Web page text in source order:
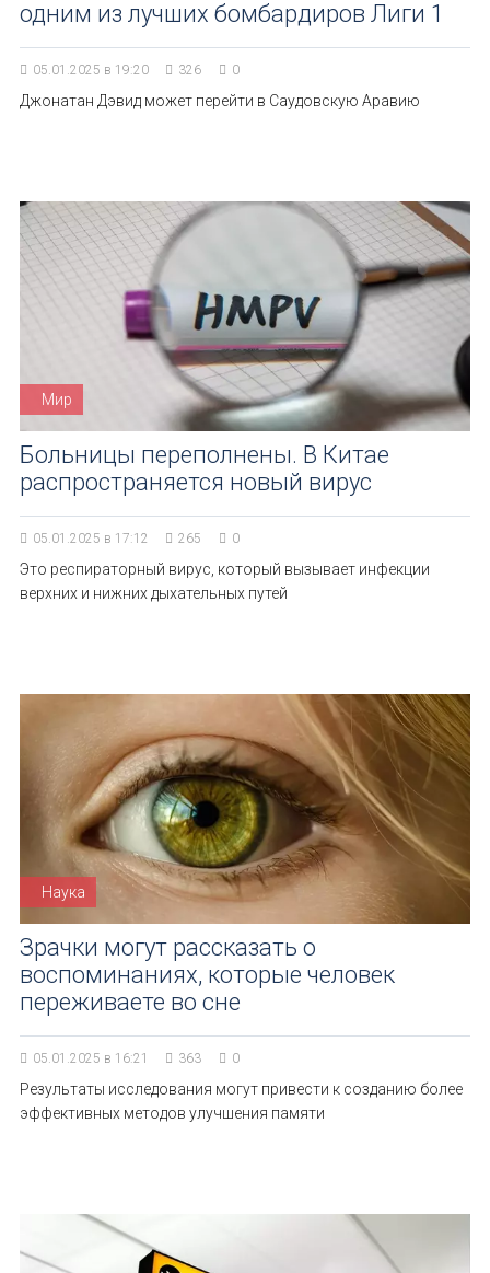
одним из лучших бомбардиров Лиги 1
05.01.2025 в 19:20 326 0
Джонатан Дэвид может перейти в Саудовскую Аравию
Мир
Больницы переполнены. В Китае
распространяется новый вирус
05.01.2025 в 17:12 265 0
Это респираторный вирус, который вызывает инфекции
верхних и нижних дыхательных путей
Наука
Зрачки могут рассказать о
воспоминаниях, которые человек
переживаете во сне
05.01.2025 в 16:21 363 0
Результаты исследования могут привести к созданию более
эффективных методов улучшения памяти